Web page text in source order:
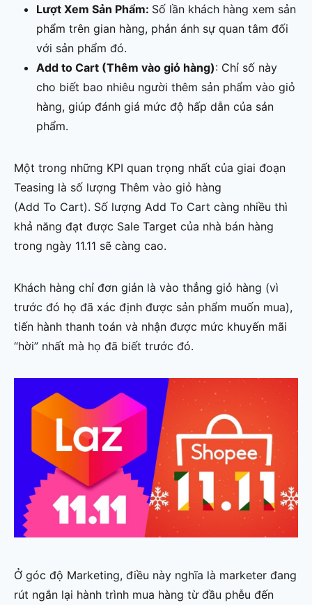
Lượt Xem Sản Phẩm: Số lần khách hàng xem sản
phẩm trên gian hàng, phản ánh sự quan tâm đối
với sản phẩm đó.
Add to Cart (Thêm vào giỏ hàng): Chỉ số này
cho biết bao nhiêu người thêm sản phẩm vào giỏ
hàng, giúp đánh giá mức độ hấp dẫn của sản
phẩm.
Một trong những KPI quan trọng nhất của giai đoạn
Teasing là số lượng Thêm vào giỏ hàng
(Add To Cart). Số lượng Add To Cart càng nhiều thì
khả năng đạt được Sale Target của nhà bán hàng
trong ngày 11.11 sẽ càng cao.
Khách hàng chỉ đơn giản là vào thẳng giỏ hàng (vì
trước đó họ đã xác định được sản phẩm muốn mua),
tiến hành thanh toán và nhận được mức khuyến mãi
“hời” nhất mà họ đã biết trước đó.
Ở góc độ Marketing, điều này nghĩa là marketer đang
rút ngắn lại hành trình mua hàng từ đầu phễu đến